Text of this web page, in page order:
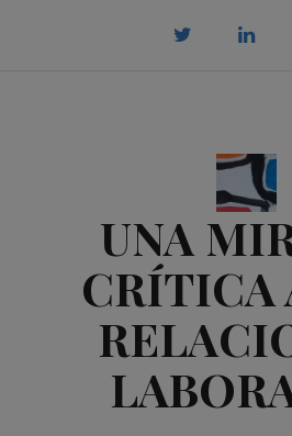
UNA
CRÍTICA